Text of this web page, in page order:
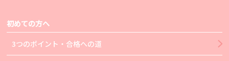
初めての方へ
3つのポイント・合格への道